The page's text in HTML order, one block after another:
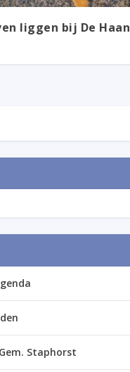
liggen bij De Haan
Staphorst